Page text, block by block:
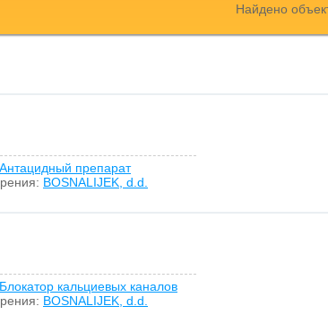
Найдено
Антацидный препарат
BOSNALIJEK, d.d.
Блокатор кальциевых каналов
BOSNALIJEK, d.d.